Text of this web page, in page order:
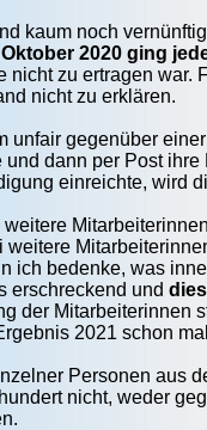
kaum noch
2020 ging
nicht zu ertragen war.
nicht zu erklären.
unfair gegenüber
und dann per Post
einreichte, wird
weitere
ich bedenke, was
erschreckend und
der Mitarbeiterinnen
2021 schon
Personen aus
nicht, weder